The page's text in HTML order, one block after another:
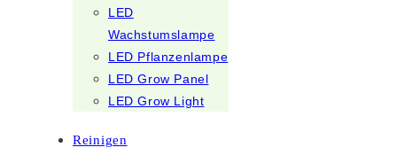
LED
Wachstumslampe
LED Pflanzenlampe
LED Grow Panel
LED Grow Light
Reinigen